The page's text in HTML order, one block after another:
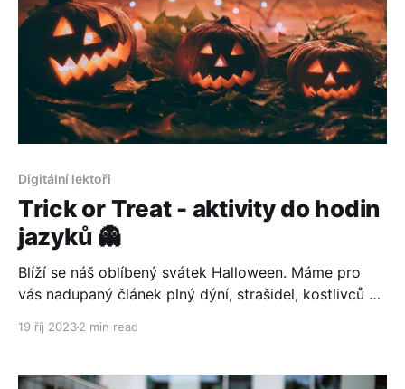
Digitální lektoři
Trick or Treat - aktivity do hodin
jazyků 👻
Blíží se náš oblíbený svátek Halloween. Máme pro
vás nadupaný článek plný dýní, strašidel, kostlivců a
skupině.
19 říj 20232 min read